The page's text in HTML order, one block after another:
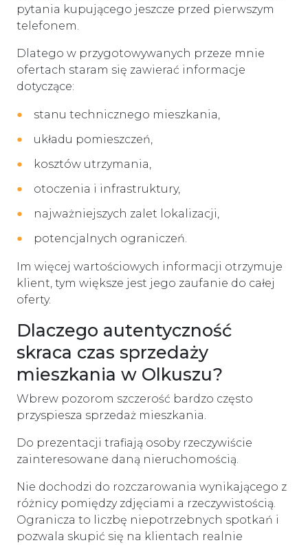
pytania kupującego jeszcze przed pierwszym
telefonem.
Dlatego w przygotowywanych przeze mnie
ofertach staram się zawierać informacje
dotyczące:
stanu technicznego mieszkania,
układu pomieszczeń,
kosztów utrzymania,
otoczenia i infrastruktury,
najważniejszych zalet lokalizacji,
potencjalnych ograniczeń.
Im więcej wartościowych informacji otrzymuje
klient, tym większe jest jego zaufanie do całej
oferty.
Dlaczego autentyczność
skraca czas sprzedaży
mieszkania w Olkuszu?
Wbrew pozorom szczerość bardzo często
przyspiesza sprzedaż mieszkania.
Do prezentacji trafiają osoby rzeczywiście
zainteresowane daną nieruchomością.
Nie dochodzi do rozczarowania wynikającego z
różnicy pomiędzy zdjęciami a rzeczywistością.
Ogranicza to liczbę niepotrzebnych spotkań i
pozwala skupić się na klientach realnie